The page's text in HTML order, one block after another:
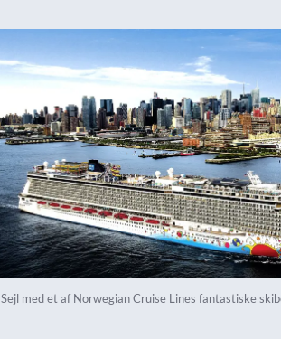
Sejl med et af Norwegian Cruise Lines fantastiske